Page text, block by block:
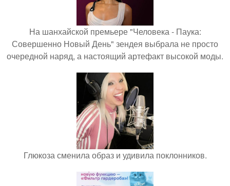
На шанхайской премьере "Человека - Паука:
Совершенно Новый День" зендея выбрала не просто
очередной наряд, а настоящий артефакт высокой моды.
Глюкоза сменила образ и удивила поклонников.